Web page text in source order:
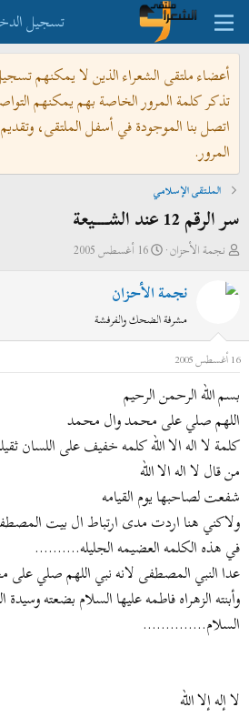
تسجيل
أعضاء ملتقى الشعراء الذين لا يمكنهم
تذكر كلمة المرور الخاصة بهم يمكنهم
اتصل بنا الموجودة في أسفل الملتقى،
المرور.
الملتقى الإسلامي
سر الرقم 12 عند الشــــيعة
ب
د
ل
م
و
ض
ع
نجمة الأحزان
ت
ر
ل
ب
د
ء
16 أغسطس 2005
نجمة الأحزان
مشرفة الضحك والفرفشة
16 أغسطس 2005
بسم الله الرحمن الرحيم
اللهم صلي على محمد وال محمد
كلمة لا اله الا الله كلمه خفيف على اللسان
من قال لا اله الا الله
شفعت لصاحبها يوم القيامه
ولاكني هنا اردت مدى ارتباط ال بيت
في هذه الكلمه العضيمه الجليله..........
عدا النبي المصطفى لانه نبي اللهم صلي
وأبنته الزهراه فاطمه عليها السلام بضعته وسيدة
السلام..............
لا إله إلا الله